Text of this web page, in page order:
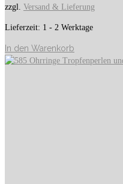
zzgl. Versand & Lieferung
Lieferzeit: 1 - 2 Werktage
In den Warenkorb